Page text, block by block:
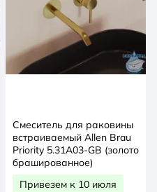
Смеситель для раковины
встраиваемый Allen Brau
Priority 5.31A03-GB (золото
брашированное)
Привезем к 10 июля